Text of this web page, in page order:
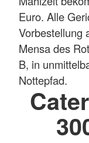
Euro. Alle
Vorbestellung
Mensa des
B, in
Nottepfad.